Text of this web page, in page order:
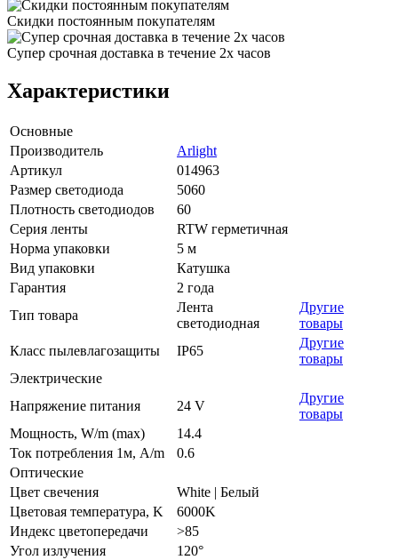
Скидки постоянным покупателям
Супер срочная доставка в течение 2х часов
Характеристики
Основные
Производитель
Arlight
Артикул
014963
Размер светодиода
5060
Плотность светодиодов
60
Серия ленты
RTW герметичная
Норма упаковки
5 м
Вид упаковки
Катушка
Гарантия
2 года
Тип товара
Лента
светодиодная
Другие
товары
Класс пылевлагозащиты
IP65
Другие
товары
Электрические
Напряжение питания
24 V
Другие
товары
Мощность, W/m (max)
14.4
Ток потребления 1м, A/m
0.6
Оптические
Цвет свечения
White | Белый
Цветовая температура, K
6000K
Индекс цветопередачи
>85
Угол излучения
120°